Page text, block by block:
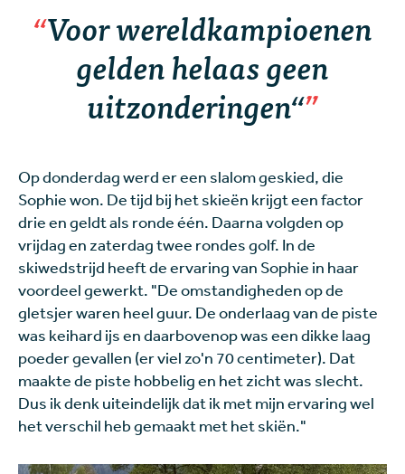
Voor wereldkampioenen
gelden helaas geen
uitzonderingen“
Op donderdag werd er een slalom geskied, die
Sophie won. De tijd bij het skieën krijgt een factor
drie en geldt als ronde één. Daarna volgden op
vrijdag en zaterdag twee rondes golf. In de
skiwedstrijd heeft de ervaring van Sophie in haar
voordeel gewerkt. "De omstandigheden op de
gletsjer waren heel guur. De onderlaag van de piste
was keihard ijs en daarbovenop was een dikke laag
poeder gevallen (er viel zo'n 70 centimeter). Dat
maakte de piste hobbelig en het zicht was slecht.
Dus ik denk uiteindelijk dat ik met mijn ervaring wel
het verschil heb gemaakt met het skiën."